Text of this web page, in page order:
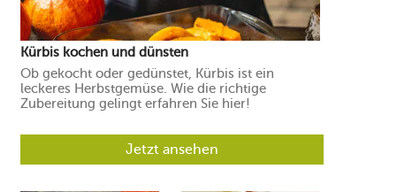
Kürbis kochen und dünsten
Ob gekocht oder gedünstet, Kürbis ist ein
leckeres Herbstgemüse. Wie die richtige
Zubereitung gelingt erfahren Sie hier!
Jetzt ansehen